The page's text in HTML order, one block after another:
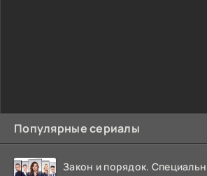
Популярные сериалы